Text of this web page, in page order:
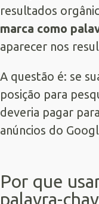
resultados
marca como
aparecer nos
A questão é: se
posição para
deveria pagar
anúncios do
Por que
palavra-